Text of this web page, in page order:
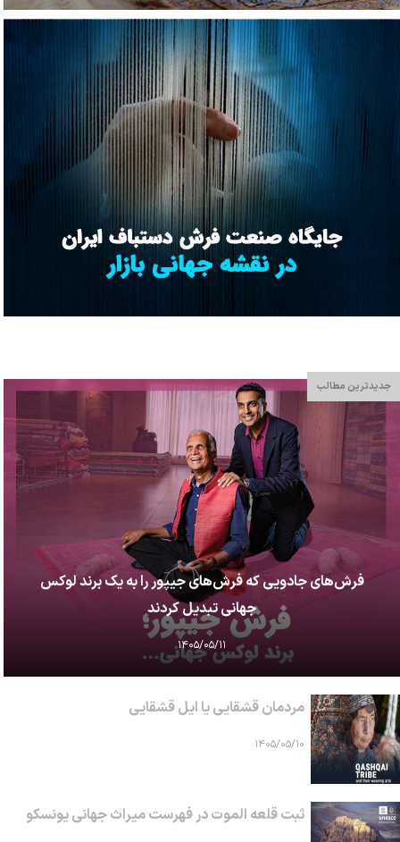
جدیدترین مطالب
فرش‌های جادویی که فرش‌های جیپور را به یک برند لوکس
جهانی تبدیل کردند
۱۴۰۵/۰۵/۱۱
مردمان قشقایی یا ایل قشقایی
۱۴۰۵/۰۵/۱۰
ثبت قلعه الموت در فهرست میراث جهانی یونسکو